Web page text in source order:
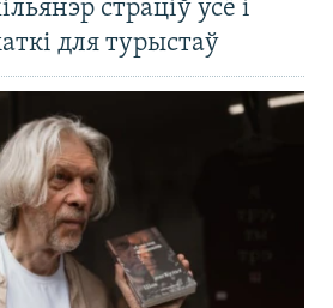
страціў усё і
для турыстаў